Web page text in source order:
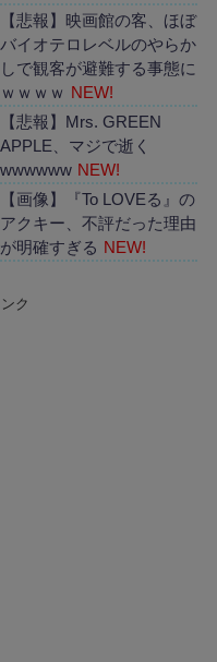
【悲報】映画館の客、ほぼ
バイオテロレベルのやらか
しで観客が避難する事態に
ｗｗｗｗ NEW!
【悲報】Mrs. GREEN
APPLE、マジで逝く
wwwwww NEW!
【画像】『To LOVEる』の
アクキー、不評だった理由
が明確すぎる NEW!
ク